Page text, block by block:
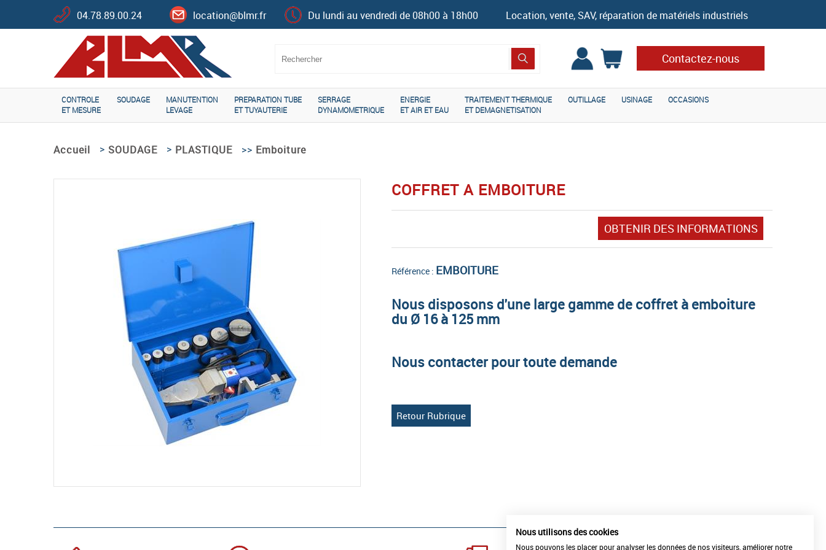
04.78.89.00.24 location@blmr.fr Du lundi au vendredi de 08h00 à 18h00 Location, vente, SAV, réparation de matériels industriels
Contactez-nous
CONTROLE
ET MESURE
SOUDAGE
MANUTENTION
LEVAGE
PREPARATION TUBE
ET TUYAUTERIE
SERRAGE
DYNAMOMETRIQUE
ENERGIE
ET AIR ET EAU
TRAITEMENT THERMIQUE
ET DEMAGNETISATION
OUTILLAGE USINAGE OCCASIONS
Accueil > SOUDAGE > PLASTIQUE >> Emboiture
COFFRET A EMBOITURE
OBTENIR DES INFORMATIONS
Référence : EMBOITURE
Nous disposons d'une large gamme de coffret à emboiture
du Ø 16 à 125 mm
Nous contacter pour toute demande
Retour Rubrique
Nous utilisons des cookies
Nous pouvons les placer pour analyser les données de nos visiteurs, améliorer notre